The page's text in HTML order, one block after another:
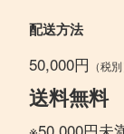
配送方法
50,000円 （税別
送料無料